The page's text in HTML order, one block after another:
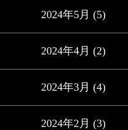
2024年5月 (5)
2024年4月 (2)
2024年3月 (4)
2024年2月 (3)